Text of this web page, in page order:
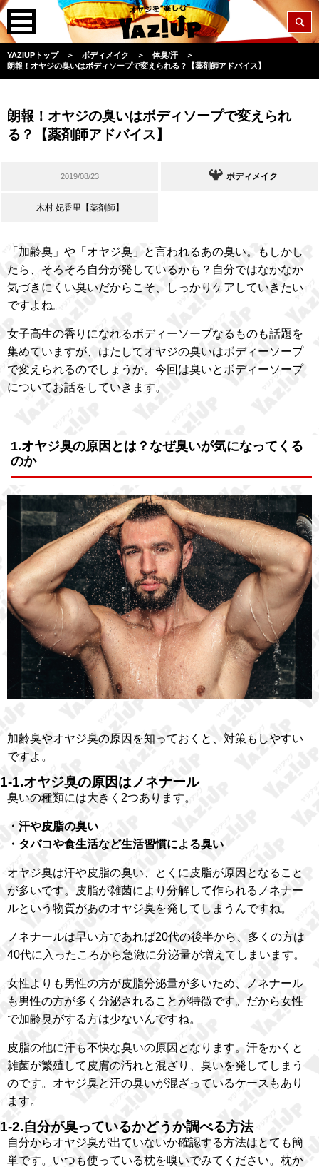
YAZIUPトップ ＞ ボディメイク ＞ 体臭/汗
＞
朗報！オヤジの臭いはボディソープで変えられる？【薬剤師アドバイス】
朗報！オヤジの臭いはボディソープで変えられ
る？【薬剤師アドバイス】
2019/08/23 ボディメイク
木村 妃香里【薬剤師】
「加齢臭」や「オヤジ臭」と言われるあの臭い。もしかし
たら、そろそろ自分が発しているかも？自分ではなかなか
気づきにくい臭いだからこそ、しっかりケアしていきたい
ですよね。
女子高生の香りになれるボディーソープなるものも話題を
集めていますが、はたしてオヤジの臭いはボディーソープ
で変えられるのでしょうか。今回は臭いとボディーソープ
についてお話をしていきます。
1.オヤジ臭の原因とは？なぜ臭いが気になってくる
のか
加齢臭やオヤジ臭の原因を知っておくと、対策もしやすい
ですよ。
1-1.オヤジ臭の原因はノネナール
臭いの種類には大きく2つあります。
・汗や皮脂の臭い
・タバコや食生活など生活習慣による臭い
オヤジ臭は汗や皮脂の臭い、とくに皮脂が原因となること
が多いです。皮脂が雑菌により分解して作られるノネナー
ルという物質があのオヤジ臭を発してしまうんですね。
ノネナールは早い方であれば20代の後半から、多くの方は
40代に入ったころから急激に分泌量が増えてしまいます。
女性よりも男性の方が皮脂分泌量が多いため、ノネナール
も男性の方が多く分泌されることが特徴です。だから女性
で加齢臭がする方は少ないんですね。
皮脂の他に汗も不快な臭いの原因となります。汗をかくと
雑菌が繁殖して皮膚の汚れと混ざり、臭いを発してしまう
のです。オヤジ臭と汗の臭いが混ざっているケースもあり
ます。
1-2.自分が臭っているかどうか調べる方法
自分からオヤジ臭が出ていないか確認する方法はとても簡
単です。いつも使っている枕を嗅いでみてください。枕か